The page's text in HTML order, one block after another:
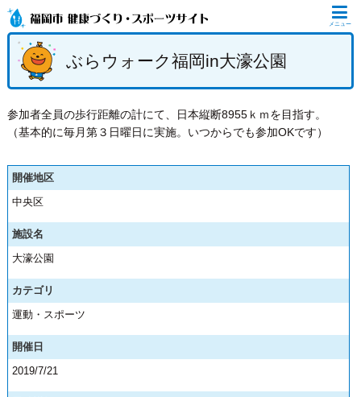
メニュー
ぶらウォーク福岡in大濠公園
参加者全員の歩行距離の計にて、日本縦断8955ｋｍを目指す。
（基本的に毎月第３日曜日に実施。いつからでも参加OKです）
開催地区
中央区
施設名
大濠公園
カテゴリ
運動・スポーツ
開催日
2019/7/21